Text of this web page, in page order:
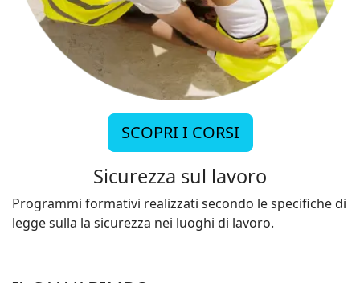
SCOPRI I CORSI
Sicurezza sul lavoro
Programmi formativi realizzati secondo le specifiche di
legge sulla la sicurezza nei luoghi di lavoro.